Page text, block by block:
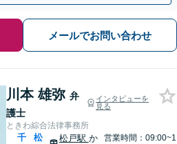
メールでお問い合わせ
川本 雄弥 弁
護士
インタビューを
見る
ときわ綜合法律事務所
千
松
松戸駅 か
営業時間：09:00~1